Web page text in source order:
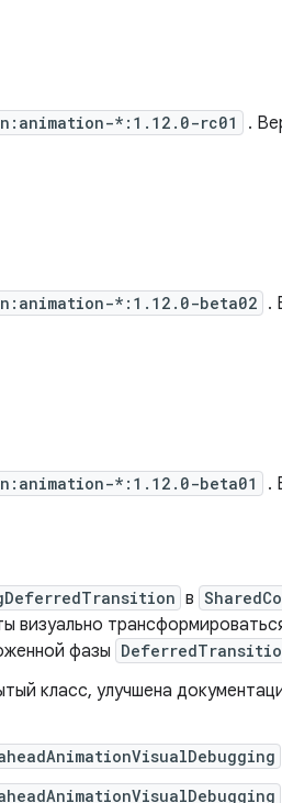
*:1.12.0-rc01
.
*:1.12.0-beta02 .
*:1.12.0-beta01
.
в
визуально
фазы
класс, улучшена